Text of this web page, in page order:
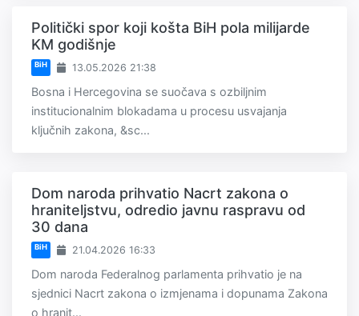
Politički spor koji košta BiH pola milijarde
KM godišnje
BiH 13.05.2026 21:38
Bosna i Hercegovina se suočava s ozbiljnim
institucionalnim blokadama u procesu usvajanja
ključnih zakona, &sc...
Dom naroda prihvatio Nacrt zakona o
hraniteljstvu, odredio javnu raspravu od
30 dana
BiH 21.04.2026 16:33
Dom naroda Federalnog parlamenta prihvatio je na
sjednici Nacrt zakona o izmjenama i dopunama Zakona
o hranit...